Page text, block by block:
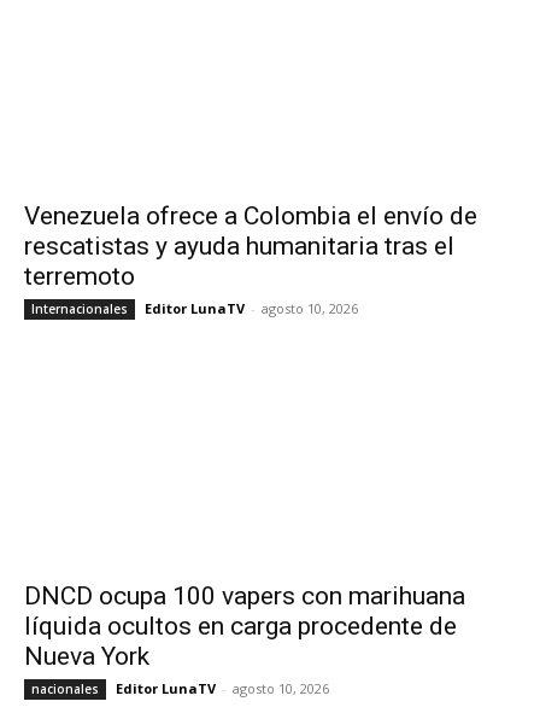
Venezuela ofrece a Colombia el envío de
rescatistas y ayuda humanitaria tras el
terremoto
Internacionales Editor LunaTV - agosto 10, 2026
DNCD ocupa 100 vapers con marihuana
líquida ocultos en carga procedente de
Nueva York
nacionales Editor LunaTV - agosto 10, 2026